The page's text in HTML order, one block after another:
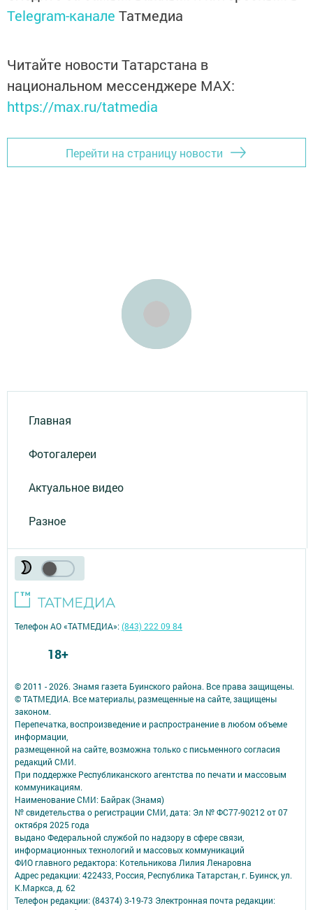
Telegram-канале Татмедиа
Читайте новости Татарстана в
национальном мессенджере MАХ:
https://max.ru/tatmedia
Перейти на страницу новости
Главная
Фотогалереи
Актуальное видео
Разное
© 2011 - 2026. Знамя газета Буинского района. Все права защищены.
© ТАТМЕДИА. Все материалы, размещенные на сайте, защищены
законом.
Перепечатка, воспроизведение и распространение в любом объеме
информации,
размещенной на сайте, возможна только с письменного согласия
редакций СМИ.
При поддержке Республиканского агентства по печати и массовым
коммуникациям.
Наименование СМИ: Байрак (Знамя)
№ свидетельства о регистрации СМИ, дата: Эл № ФС77-90212 от 07
октября 2025 года
выдано Федеральной службой по надзору в сфере связи,
информационных технологий и массовых коммуникаций
ФИО главного редактора: Котельникова Лилия Ленаровна
Адрес редакции: 422433, Россия, Республика Татарстан, г. Буинск, ул.
К.Маркса, д. 62
Телефон редакции: (84374) 3-19-73 Электронная почта редакции:
Телефон АО «ТАТМЕДИА»:(843) 222 09 84
18+